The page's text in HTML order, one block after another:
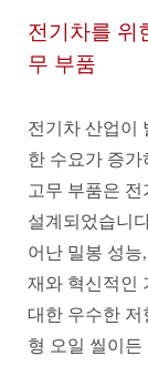
전기차를 위
무 부품
전기차 산업이
한 수요가 증
고무 부품은
설계되었습니
어난 밀봉 성능
재와 혁신적인
대한 우수한 저
형 오일 씰이